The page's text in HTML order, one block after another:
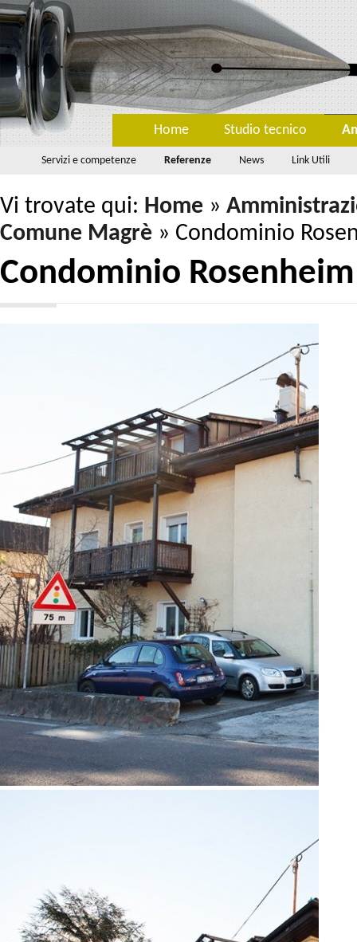
Home Studio tecnico
Servizi e competenze Referenze News Link Utili
Vi trovate qui: Home »
Comune Magrè » Condominio
Condominio Rosenheim